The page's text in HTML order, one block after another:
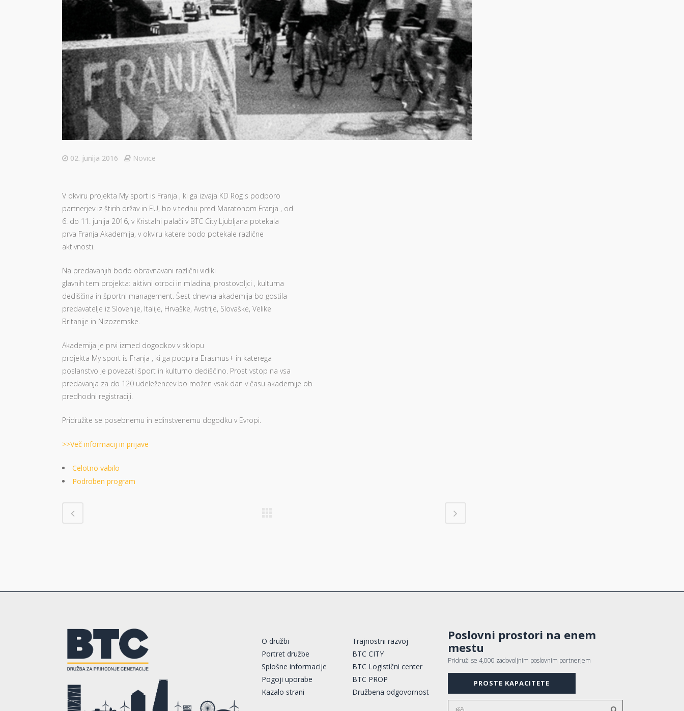
02. junija 2016 Novice
V okviru projekta My sport is Franja , ki ga izvaja KD Rog s podporo
partnerjev iz štirih držav in EU, bo v tednu pred Maratonom Franja , od
6. do 11. junija 2016, v Kristalni palači v BTC City Ljubljana potekala
prva Franja Akademija, v okviru katere bodo potekale različne
aktivnosti.
Na predavanjih bodo obravnavani različni vidiki
glavnih tem projekta: aktivni otroci in mladina, prostovoljci , kulturna
dediščina in športni management. Šest dnevna akademija bo gostila
predavatelje iz Slovenije, Italije, Hrvaške, Avstrije, Slovaške, Velike
Britanije in Nizozemske.
Akademija je prvi izmed dogodkov v sklopu
projekta My sport is Franja , ki ga podpira Erasmus+ in katerega
poslanstvo je povezati šport in kulturno dediščino. Prost vstop na vsa
predavanja za do 120 udeležencev bo možen vsak dan v času akademije ob
predhodni registraciji.
Pridružite se posebnemu in edinstvenemu dogodku v Evropi.
>>Več informacij in prijave
Celotno vabilo
Podroben program
O družbi
Portret družbe
Splošne informacije
Pogoji uporabe
Kazalo strani
Trajnostni razvoj
BTC CITY
BTC Logistični center
BTC PROP
Družbena odgovornost
Poslovni prostori na enem
mestu
Pridruži se 4,000 zadovoljnim poslovnim partnerjem
PROSTE KAPACITETE